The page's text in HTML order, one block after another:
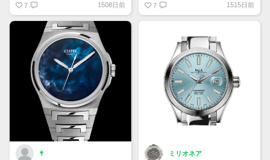
ロン ダイバーの復刻モデルとな
ります。特徴はオリジナルと同様
に3万6000振動/時というハイビ
ートのCal.L836.6を搭載。ケース
は僅かにサイズアップしましたが
見事な再現度です✨
7 1508日前 7 1515日前
ｻ ミリオネア